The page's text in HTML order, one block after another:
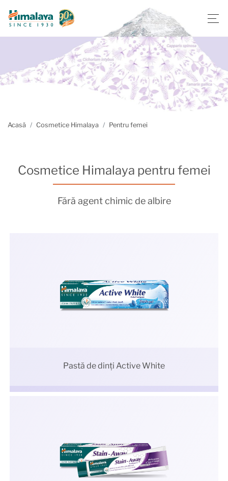
Acasă Cosmetice Himalaya Pentru femei
Cosmetice Himalaya pentru femei
Fără agent chimic de albire
Pastă de dinți Active White